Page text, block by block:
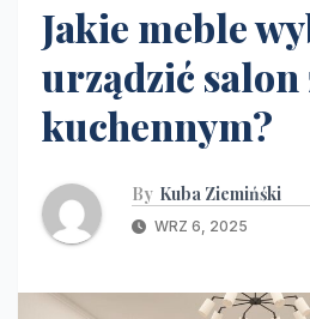
Jakie meble
urządzić salon
kuchennym?
By Kuba Ziemińśki
WRZ 6, 2025